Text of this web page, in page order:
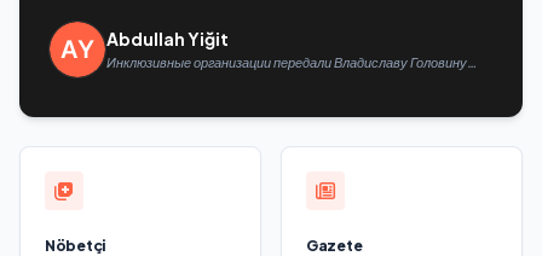
Abdullah Yiğit
Инклюзивные организации передали Владиславу Головину
Nöbetçi
Gazete